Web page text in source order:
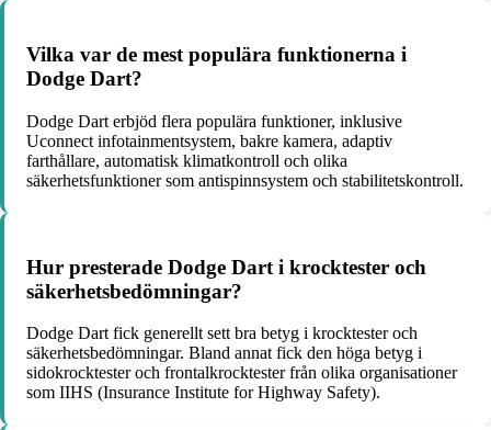
Vilka var de mest populära funktionerna i
Dodge Dart?
Dodge Dart erbjöd flera populära funktioner, inklusive
Uconnect infotainmentsystem, bakre kamera, adaptiv
farthållare, automatisk klimatkontroll och olika
säkerhetsfunktioner som antispinnsystem och stabilitetskontroll.
Hur presterade Dodge Dart i krocktester och
säkerhetsbedömningar?
Dodge Dart fick generellt sett bra betyg i krocktester och
säkerhetsbedömningar. Bland annat fick den höga betyg i
sidokrocktester och frontalkrocktester från olika organisationer
som IIHS (Insurance Institute for Highway Safety).